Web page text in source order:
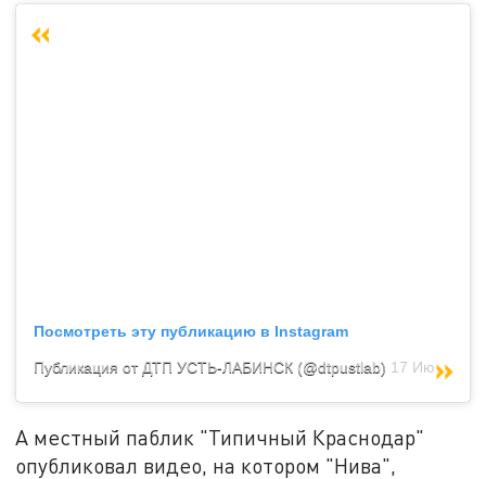
Посмотреть эту публикацию в Instagram
Публикация от ДТП УСТЬ-ЛАБИНСК (@dtpustlab) 17 Июн 2020 в 8:16 PDT
А местный паблик "Типичный Краснодар"
опубликовал видео, на котором "Нива",